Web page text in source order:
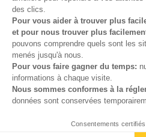
des clics.
Pour vous aider à trouver plus
et pour nous trouver plus
pouvons comprendre quels sont les
menés jusqu'à nous.
Pour vous faire gagner du temps:
informations à chaque visite.
Nous sommes conformes à la
données sont conservées
Consentements
Produits
Notre société
Votre compte
Informations
© Cosnet 2026 -